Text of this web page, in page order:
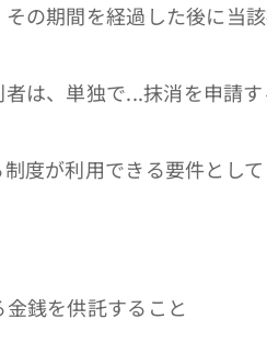
の期間を経過した後に当
は、単独で...抹消を申請
度が利用できる要件として
銭を供託すること